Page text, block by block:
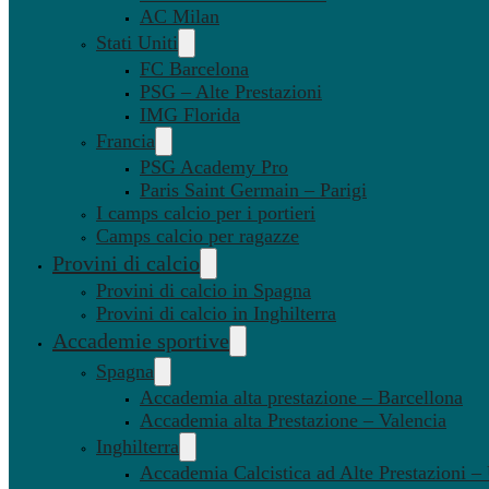
AC Milan
Stati Uniti
FC Barcelona
PSG – Alte Prestazioni
IMG Florida
Francia
PSG Academy Pro
Paris Saint Germain – Parigi
I camps calcio per i portieri
Camps calcio per ragazze
Provini di calcio
Provini di calcio in Spagna
Provini di calcio in Inghilterra
Accademie sportive
Spagna
Accademia alta prestazione – Barcellona
Accademia alta Prestazione – Valencia
Inghilterra
Accademia Calcistica ad Alte Prestazioni